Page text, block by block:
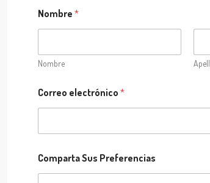
Nombre *
Nombre
P
r
f
r
e
n
Correo electrónico *
Comparta Sus Preferencias